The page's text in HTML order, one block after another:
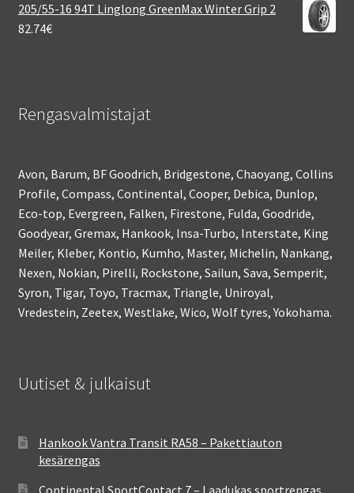
205/55-16 94T Linglong GreenMax Winter Grip 2
82.74€
Rengasvalmistajat
Avon, Barum, BF Goodrich, Bridgestone, Chaoyang, Collins
Profile, Compass, Continental, Cooper, Debica, Dunlop,
Eco-top, Evergreen, Falken, Firestone, Fulda, Goodride,
Goodyear, Gremax, Hankook, Insa-Turbo, Interstate, King
Meiler, Kleber, Kontio, Kumho, Master, Michelin, Nankang,
Nexen, Nokian, Pirelli, Rockstone, Sailun, Sava, Semperit,
Syron, Tigar, Toyo, Tracmax, Triangle, Uniroyal,
Vredestein, Zeetex, Westlake, Wico, Wolf tyres, Yokohama.
Uutiset & julkaisut
Hankook Vantra Transit RA58 – Pakettiauton
kesärengas